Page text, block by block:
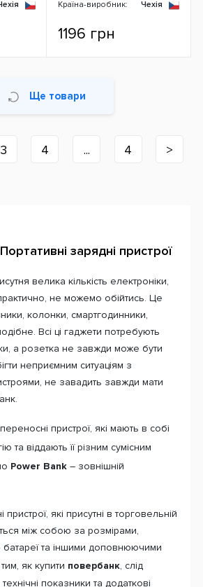
Країна-виробник: Чехія
1196 грн
Ще товари
3 4 ... 4 >
зарядні пристрої
велика кількість електроніки,
не можемо обійтись. Це
колонки, смартгодинники,
Всі ці гаджети потребують
а розетка не завжди може бути
неприємним ситуаціям з
не завадить завжди мати
пристрої, які мають в собі
та віддають її різним сумісним
Power Bank – зовнішній
пристрої, які присутні в торговельній
між собою за розмірами,
батареї та іншими доповнюючими
як купити повербанк, слід
показники та додаткові